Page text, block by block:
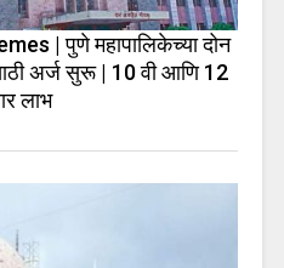
| पुणे महापालिकेच्या दोन
अर्ज सुरू | 10 वी आणि 12
लाभ